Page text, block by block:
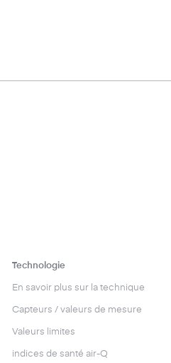
Technologie
En savoir plus sur la technique
Capteurs / valeurs de mesure
Valeurs limites
indices de santé air-Q